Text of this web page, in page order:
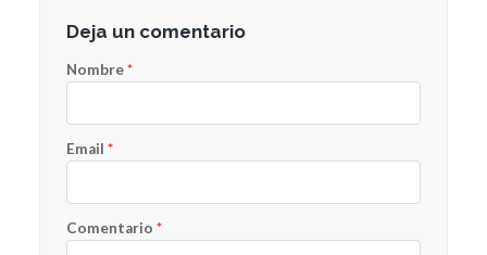
Deja un comentario
Nombre*
Email *
Comentario *